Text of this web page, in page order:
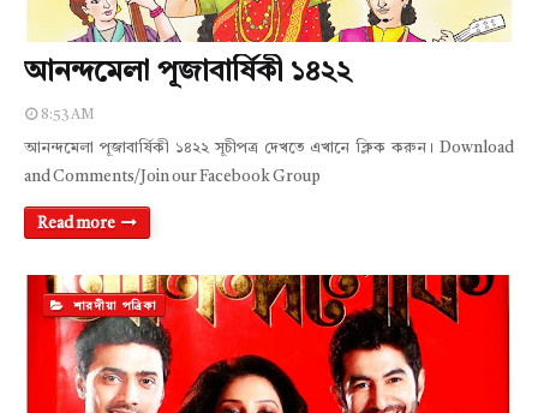
আনন্দমেলা পূজাবার্ষিকী ১৪২২
8:53 AM
আনন্দমেলা পূজাবার্ষিকী ১৪২২ সূচীপত্র দেখতে এখানে ক্লিক করুন। Download
and Comments/Join our Facebook Group
Read more
শারদীয়া পত্রিকা